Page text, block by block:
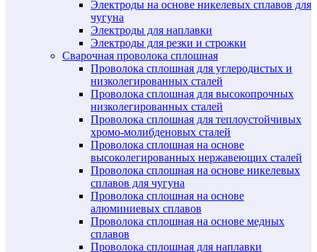
Электроды на основе никелевых сплавов для
чугуна
Электроды для наплавки
Электроды для резки и строжки
Сварочная проволока сплошная
Проволока сплошная для углеродистых и
низколегированных сталей
Проволока сплошная для высокопрочных
низколегированных сталей
Проволока сплошная для теплоустойчивых
хромо-молибденовых сталей
Проволока сплошная на основе
высоколегированных нержавеющих сталей
Проволока сплошная на основе никелевых
сплавов для чугуна
Проволока сплошная на основе
алюминиевых сплавов
Проволока сплошная на основе медных
сплавов
Проволока сплошная для наплавки